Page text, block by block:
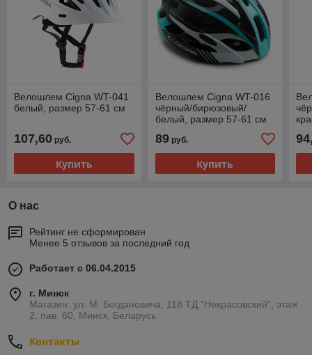
Велошлем Cigna WT-041
белый, размер 57-61 см
107,60 руб.
Купить
Велошлем Cigna WT-016
чёрный/бирюзовый/
белый, размер 57-61 см
89руб.
Купить
О нас
Рейтинг не сформирован
Менее 5 отзывов за последний год
Работает с 06.04.2015
г. Минск
Магазин: ул. М. Богдановича, 118 ТД "Некрасовский", этаж
2, пав. 60, Минск, Беларусь
Контакты